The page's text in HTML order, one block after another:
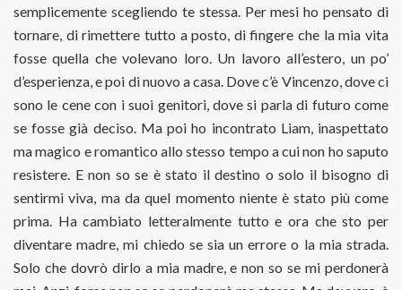
semplicemente scegliendo te stessa. Per mesi ho pensato di
tornare, di rimettere tutto a posto, di fingere che la mia vita
fosse quella che volevano loro. Un lavoro all’estero, un po’
d’esperienza, e poi di nuovo a casa. Dove c’è Vincenzo, dove ci
sono le cene con i suoi genitori, dove si parla di futuro come
se fosse già deciso. Ma poi ho incontrato Liam, inaspettato
ma magico e romantico allo stesso tempo a cui non ho saputo
resistere. E non so se è stato il destino o solo il bisogno di
sentirmi viva, ma da quel momento niente è stato più come
prima. Ha cambiato letteralmente tutto e ora che sto per
diventare madre, mi chiedo se sia un errore o la mia strada.
Solo che dovrò dirlo a mia madre, e non so se mi perdonerà